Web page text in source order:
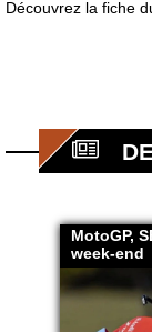
Découvrez la fiche
MotoGP,
week-end